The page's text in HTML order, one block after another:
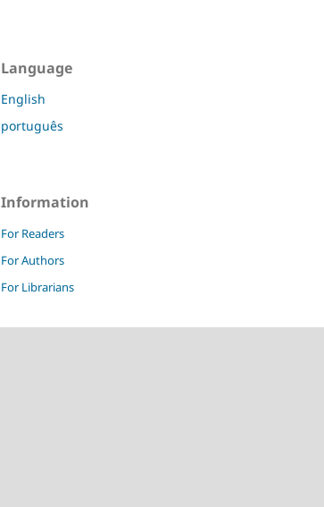
Language
English
português
Information
For Readers
For Authors
For Librarians